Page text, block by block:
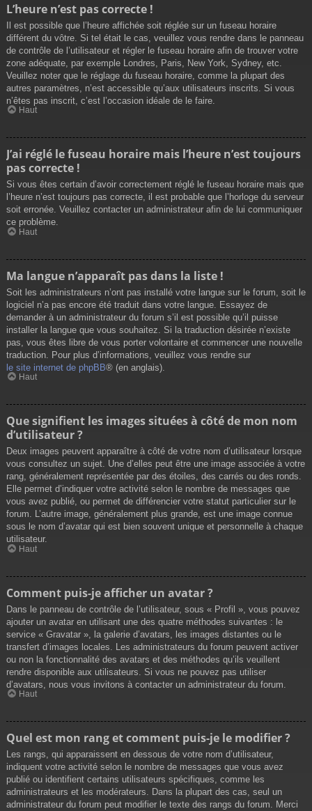
L’heure n’est pas correcte !
Il est possible que l’heure affichée soit réglée sur un fuseau horaire
différent du vôtre. Si tel était le cas, veuillez vous rendre dans le panneau
de contrôle de l’utilisateur et régler le fuseau horaire afin de trouver votre
zone adéquate, par exemple Londres, Paris, New York, Sydney, etc.
Veuillez noter que le réglage du fuseau horaire, comme la plupart des
autres paramètres, n’est accessible qu’aux utilisateurs inscrits. Si vous
n’êtes pas inscrit, c’est l’occasion idéale de le faire.
Haut
J’ai réglé le fuseau horaire mais l’heure n’est toujours
pas correcte !
Si vous êtes certain d’avoir correctement réglé le fuseau horaire mais que
l’heure n’est toujours pas correcte, il est probable que l’horloge du serveur
soit erronée. Veuillez contacter un administrateur afin de lui communiquer
ce problème.
Haut
Ma langue n’apparaît pas dans la liste !
Soit les administrateurs n’ont pas installé votre langue sur le forum, soit le
logiciel n’a pas encore été traduit dans votre langue. Essayez de
demander à un administrateur du forum s’il est possible qu’il puisse
installer la langue que vous souhaitez. Si la traduction désirée n’existe
pas, vous êtes libre de vous porter volontaire et commencer une nouvelle
traduction. Pour plus d’informations, veuillez vous rendre sur
le site internet de phpBB® (en anglais).
Haut
Que signifient les images situées à côté de mon nom
d’utilisateur ?
Deux images peuvent apparaître à côté de votre nom d’utilisateur lorsque
vous consultez un sujet. Une d’elles peut être une image associée à votre
rang, généralement représentée par des étoiles, des carrés ou des ronds.
Elle permet d’indiquer votre activité selon le nombre de messages que
vous avez publié, ou permet de différencier votre statut particulier sur le
forum. L’autre image, généralement plus grande, est une image connue
sous le nom d’avatar qui est bien souvent unique et personnelle à chaque
utilisateur.
Haut
Comment puis-je afficher un avatar ?
Dans le panneau de contrôle de l’utilisateur, sous « Profil », vous pouvez
ajouter un avatar en utilisant une des quatre méthodes suivantes : le
service « Gravatar », la galerie d’avatars, les images distantes ou le
transfert d’images locales. Les administrateurs du forum peuvent activer
ou non la fonctionnalité des avatars et des méthodes qu’ils veuillent
rendre disponible aux utilisateurs. Si vous ne pouvez pas utiliser
d’avatars, nous vous invitons à contacter un administrateur du forum.
Haut
Quel est mon rang et comment puis-je le modifier ?
Les rangs, qui apparaissent en dessous de votre nom d’utilisateur,
indiquent votre activité selon le nombre de messages que vous avez
publié ou identifient certains utilisateurs spécifiques, comme les
administrateurs et les modérateurs. Dans la plupart des cas, seul un
administrateur du forum peut modifier le texte des rangs du forum. Merci